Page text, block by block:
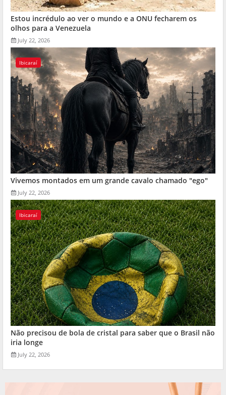
Estou incrédulo ao ver o mundo e a ONU fecharem os
olhos para a Venezuela
July 22, 2026
Ibicaraí
Vivemos montados em um grande cavalo chamado "ego"
July 22, 2026
Ibicaraí
Não precisou de bola de cristal para saber que o Brasil não
iria longe
July 22, 2026